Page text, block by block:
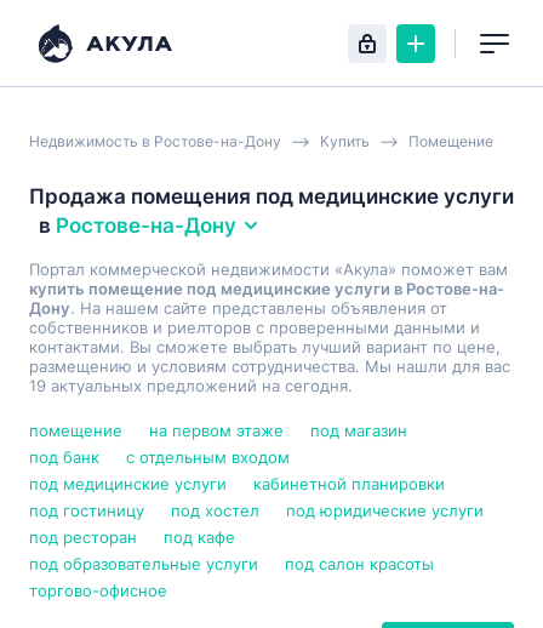
Недвижимость в Ростове-на-Дону Купить Помещение
Продажа помещения под медицинские услуги
в Ростове-на-Дону
Портал коммерческой недвижимости «Акула» поможет вам
купить помещение под медицинские услуги в Ростове-на-
Дону. На нашем сайте представлены объявления от
собственников и риелторов с проверенными данными и
контактами. Вы сможете выбрать лучший вариант по цене,
размещению и условиям сотрудничества. Мы нашли для вас
19 актуальных предложений на сегодня.
помещение на первом этаже
под магазин
под банк
с отдельным входом
под медицинские услуги
кабинетной планировки
под гостиницу
под хостел
под юридические услуги
под ресторан
под кафе
под образовательные услуги
под салон красоты
торгово-офисное